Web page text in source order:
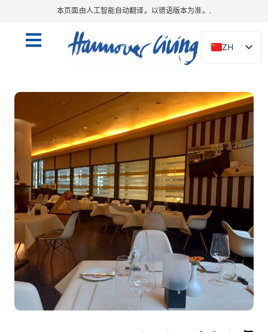
本页面由人工智能自动翻译。以德语版本为准。.
ZH
DE
NL
PL
ES
DA
SV
FR
PT
TR
RU